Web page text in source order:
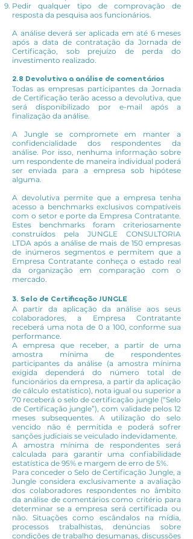
Pedir qualquer tipo de comprovação de
resposta da pesquisa aos funcionários.
A análise deverá ser aplicada em até 6 meses
após a data de contratação da Jornada de
Certificação, sob prejuízo de perda do
investimento realizado.
2.8 Devolutiva a análise de comentários
Todas as empresas participantes da Jornada
de Certificação terão acesso a devolutiva, que
será disponibilizado por e-mail após a
finalização da análise.
A Jungle se compromete em manter a
confidencialidade dos respondentes da
análise. Por isso, nenhuma informação sobre
um respondente de maneira individual poderá
ser enviada para a empresa sob hipótese
alguma.
A devolutiva permite que a empresa tenha
acesso a benchmarks exclusivos compatíveis
com o setor e porte da Empresa Contratante.
Estes benchmarks foram criteriosamente
construídos pela JUNGLE CONSULTORIA
LTDA após a análise de mais de 150 empresas
de inúmeros segmentos e permitem que a
Empresa Contratante conheça o estado real
da organização em comparação com o
mercado.
3. Selo de Certificação JUNGLE
A partir da aplicação da análise aos seus
colaboradores, a Empresa Contratante
receberá uma nota de 0 a 100, conforme sua
performance.
A empresa que receber, a partir de uma
amostra mínima de respondentes
participantes da análise (a amostra mínima
exigida dependerá do número total de
funcionários da empresa, a partir da aplicação
de cálculo estatístico), nota igual ou superior a
70 receberá o selo de certificação jungle (“Selo
de Certificação jungle”), com validade pelos 12
meses subsequentes. A utilização do selo
vencido não é permitida e poderá sofrer
sanções judiciais se veiculado indevidamente.
A amostra mínima de respondentes será
calculada para garantir uma confiabilidade
estatística de 95% e margem de erro de 5%.
Para conceder o Selo de Certificação Jungle, a
Jungle considera exclusivamente a avaliação
dos colaboradores respondentes no âmbito
da análise de comentários como critério para
determinar se a empresa será certificada ou
não. Situações como escândalos na mídia,
processos trabalhistas, denúncias sobre
condições de trabalho desumanas, discussões